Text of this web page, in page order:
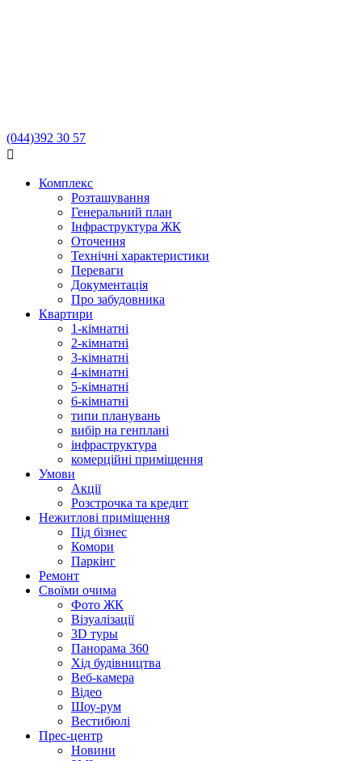
(044)392 30 57

Комплекс
Розташування
Генеральний план
Інфраструктура ЖК
Оточення
Технічні характеристики
Переваги
Документація
Про забудовника
Квартири
1-кімнатні
2-кімнатні
3-кімнатні
4-кімнатні
5-кімнатні
6-кімнатні
типи планувань
вибір на генплані
інфраструктура
комерційні приміщення
Умови
Акції
Розстрочка та кредит
Нежитлові приміщення
Під бізнес
Комори
Паркінг
Ремонт
Своїми очима
Фото ЖК
Візуалізації
3D туры
Панорама 360
Хід будівництва
Веб-камера
Відео
Шоу-рум
Вестибюлі
Прес-центр
Новини